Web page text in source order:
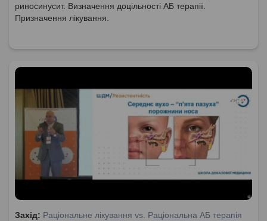
риносинусит. Визначення доцільності АБ терапії.
Призначення лікування.
Захід: Раціональне лікування vs. Раціональна АБ терапія